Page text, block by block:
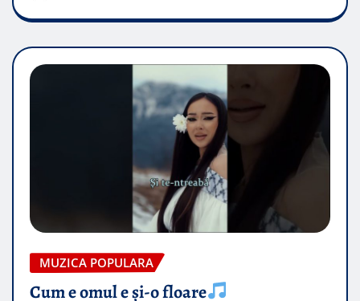
MUZICA POPULARA
Cum e omul e și-o floare